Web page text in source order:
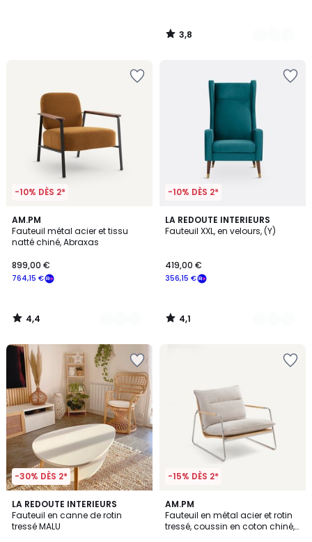
3,8
/
-10% DÈS 2*
AM.PM
Fauteuil métal acier et tissu
natté chiné, Abraxas
764,15 €
899,00 €
4,4
/ 5
2
Couleurs
4,4
/
-10% DÈS 2*
LA REDOUTE INTERIEURS
Fauteuil XXL, en velours, (Y)
356,15 €
419,00 €
4,1
/ 5
7
Couleurs
4,1
/
-30% DÈS 2*
LA REDOUTE INTERIEURS
Fauteuil en canne de rotin
tressé MALU
4,8
/ 5
-15% DÈS 2*
AM.PM
Fauteuil en métal acier et rotin
tressé, coussin en coton chiné,